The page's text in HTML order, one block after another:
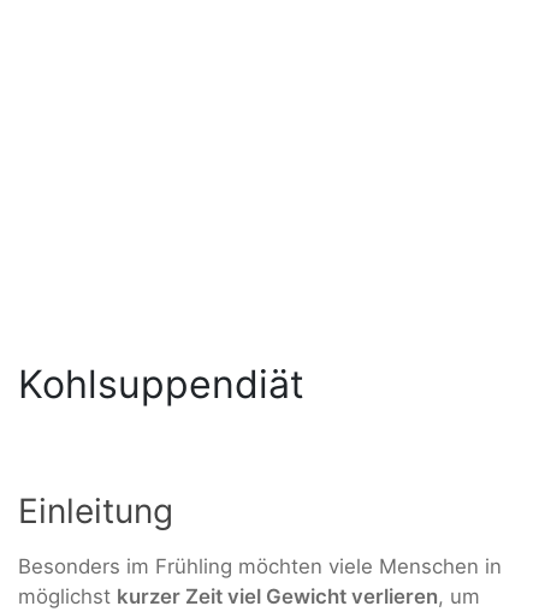
Kohlsuppendiät
Einleitung
Besonders im Frühling möchten viele Menschen in
möglichst kurzer Zeit viel Gewicht verlieren, um